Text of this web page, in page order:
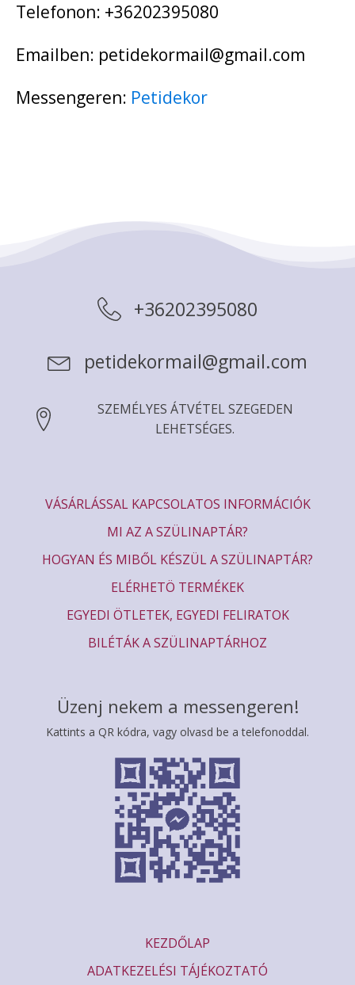
Telefonon: +36202395080
Emailben: petidekormail@gmail.com
Messengeren: Petidekor
+36202395080
petidekormail@gmail.com
SZEMÉLYES ÁTVÉTEL SZEGEDEN
LEHETSÉGES.
VÁSÁRLÁSSAL KAPCSOLATOS INFORMÁCIÓK
MI AZ A SZÜLINAPTÁR?
HOGYAN ÉS MIBŐL KÉSZÜL A SZÜLINAPTÁR?
ELÉRHETÖ TERMÉKEK
EGYEDI ÖTLETEK, EGYEDI FELIRATOK
BILÉTÁK A SZÜLINAPTÁRHOZ
Üzenj nekem a messengeren!
Kattints a QR kódra, vagy olvasd be a telefonoddal.
KEZDŐLAP
ADATKEZELÉSI TÁJÉKOZTATÓ